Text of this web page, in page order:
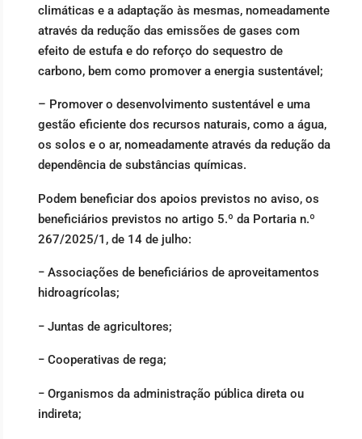
climáticas e a adaptação às mesmas, nomeadamente
através da redução das emissões de gases com
efeito de estufa e do reforço do sequestro de
carbono, bem como promover a energia sustentável;
– Promover o desenvolvimento sustentável e uma
gestão eficiente dos recursos naturais, como a água,
os solos e o ar, nomeadamente através da redução da
dependência de substâncias químicas.
Podem beneficiar dos apoios previstos no aviso, os
beneficiários previstos no artigo 5.º da Portaria n.º
267/2025/1, de 14 de julho:
− Associações de beneficiários de aproveitamentos
hidroagrícolas;
− Juntas de agricultores;
− Cooperativas de rega;
− Organismos da administração pública direta ou
indireta;